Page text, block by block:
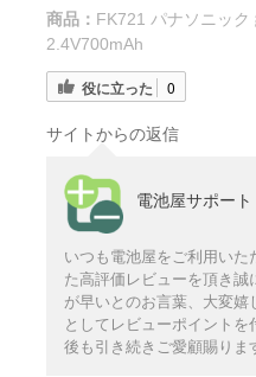
商品： FK721 パナソニッ
2.4V700mAh
役に立った 0
サイトからの返信
電池屋サポート
いつも電池屋をご利用いた
た高評価レビューを頂き
が早いとのお言葉、大変嬉
としてレビューポイント
後も引き続きご愛顧賜りま